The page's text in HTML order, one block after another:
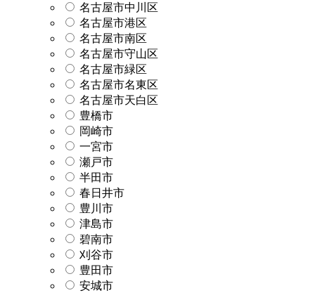
名古屋市中川区
名古屋市港区
名古屋市南区
名古屋市守山区
名古屋市緑区
名古屋市名東区
名古屋市天白区
豊橋市
岡崎市
一宮市
瀬戸市
半田市
春日井市
豊川市
津島市
碧南市
刈谷市
豊田市
安城市